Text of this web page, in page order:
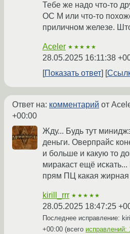
Тебе же надо что-то
ОС М или что-то
приличном железе.
Aceler ★★★★★
28.05.2025 16:11:38
Показать ответ
Ответ на: комментарий от
+00:00
Жду... Будь тут
деньги. Оверпрайс
и больше и какую то
миракаст ещё
прям ПЦ какая
kirill_rrr ★★★★★
28.05.2025 18:47:25
Последнее исправление:
+00:00 (всего исправлений: